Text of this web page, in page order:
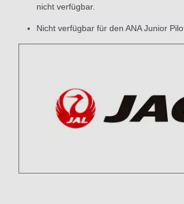
nicht verfügbar.
Nicht verfügbar für den ANA Junior